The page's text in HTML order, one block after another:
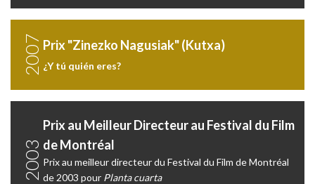
2007 Prix "Zinezko Nagusiak" (Kutxa)
¿Y tú quién eres?
2003
Prix au Meilleur Directeur au Festival du Film
de Montréal
Prix au meilleur directeur du Festival du Film de Montréal
de 2003 pour Planta cuarta